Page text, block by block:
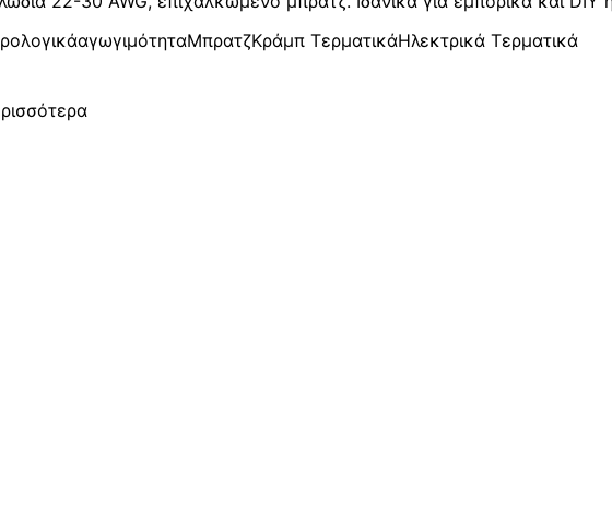
αγωγιμότηταΜπρατζΚράμπ ΤερματικάΗλεκτρικά Τερματικά